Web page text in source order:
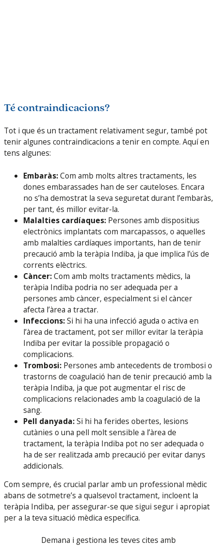
Té contraindicacions?
Tot i que és un tractament relativament segur, també pot
tenir algunes contraindicacions a tenir en compte. Aquí en
tens algunes:
Embaràs:Com amb molts altres tractaments, les
dones embarassades han de ser cauteloses. Encara
no s’ha demostrat la seva seguretat durant l’embaràs,
per tant, és millor evitar-la.
Malalties cardíaques: Persones amb dispositius
electrònics implantats com marcapassos, o aquelles
amb malalties cardíaques importants, han de tenir
precaució amb la teràpia Indiba, ja que implica l’ús de
corrents elèctrics.
Càncer:Com amb molts tractaments mèdics, la
teràpia Indiba podria no ser adequada per a
persones amb càncer, especialment si el càncer
afecta l’àrea a tractar.
Infeccions:Si hi ha una infecció aguda o activa en
l’àrea de tractament, pot ser millor evitar la teràpia
Indiba per evitar la possible propagació o
complicacions.
Trombosi: Persones amb antecedents de trombosi o
trastorns de coagulació han de tenir precaució amb la
teràpia Indiba, ja que pot augmentar el risc de
complicacions relacionades amb la coagulació de la
sang.
Pell danyada:Si hi ha ferides obertes, lesions
cutànies o una pell molt sensible a l’àrea de
tractament, la teràpia Indiba pot no ser adequada o
ha de ser realitzada amb precaució per evitar danys
addicionals.
Com sempre, és crucial parlar amb un professional mèdic
abans de sotmetre’s a qualsevol tractament, incloent la
teràpia Indiba, per assegurar-se que sigui segur i apropiat
per a la teva situació mèdica específica.
Demana i gestiona les teves cites amb